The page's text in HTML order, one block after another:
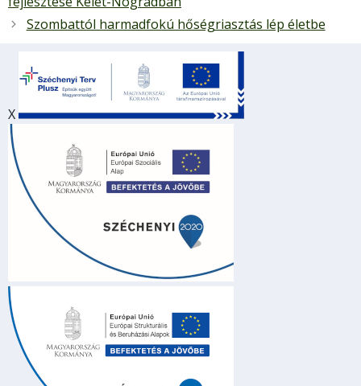
Szombattól harmadfokú hőségriasztás lép életbe
X